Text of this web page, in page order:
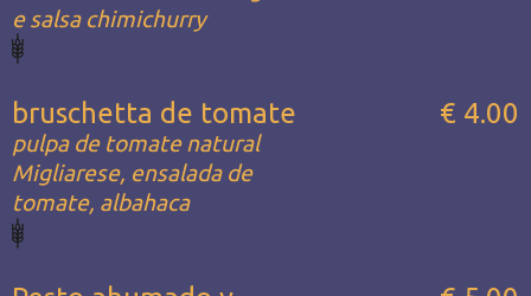
e salsa chimichurry
bruschetta de tomate
pulpa de tomate natural
Migliarese, ensalada de
tomate, albahaca
€ 4.00